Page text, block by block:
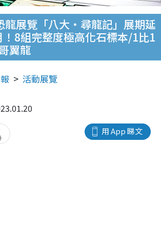
龍展覽「八大‧尋龍記」展期延
8組完整度極高化石標本/1比1
翼龍
活動展覽
用 App 睇文